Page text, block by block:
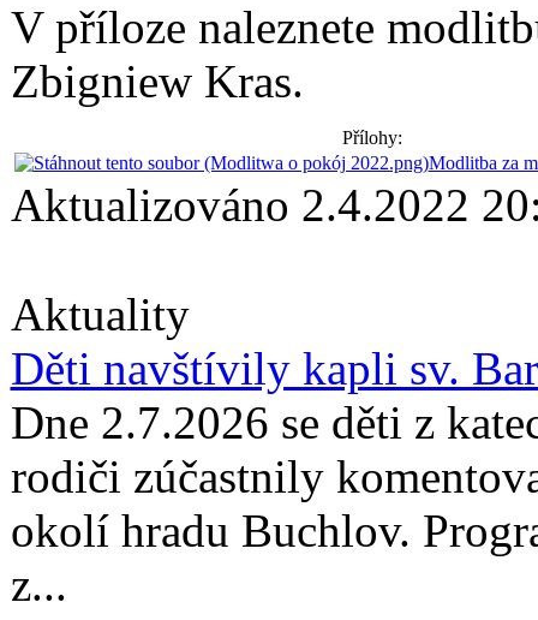
V příloze naleznete
Zbigniew Kras.
Přílohy:
Modlitba za
Aktualizováno 2.4.2022
Aktuality
Děti navštívily kapli sv.
Dne 2.7.2026 se děti z
rodiči zúčastnily
okolí hradu Buchlov.
z...